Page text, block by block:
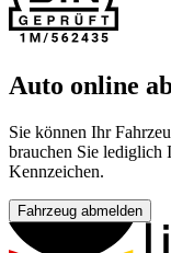
Auto online
Sie können Ihr
brauchen Sie lediglich
Kennzeichen.
Fahrzeug abmelden